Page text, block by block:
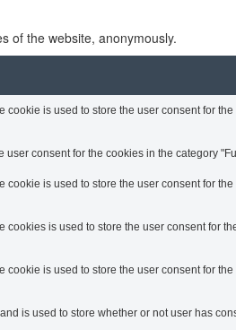
of the website, anonymously.
is used to store the user consent for
consent for the cookies in the category
is used to store the user consent for
is used to store the user consent for
is used to store the user consent for
is used to store whether or not user has